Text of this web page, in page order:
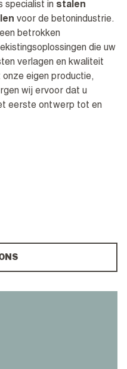
specialist in stalen
voor de betonindustrie.
betrokken
die uw
verlagen en kwaliteit
eigen productie,
wij ervoor dat u
eerste ontwerp tot en